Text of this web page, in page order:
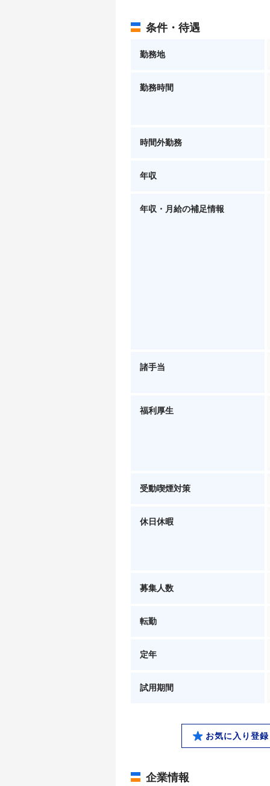
条件・待遇
勤務地
勤務時間
時間外勤務
年収
年収・月給の補足情報
諸手当
福利厚生
受動喫煙対策
休日休暇
募集人数
転勤
定年
試用期間
お気に入り登録
企業情報